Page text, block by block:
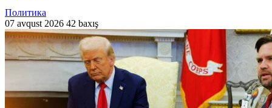
Политика
07 avqust 2026 42 baxış